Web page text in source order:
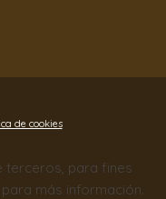
de cookies
terceros, para fines
más información.